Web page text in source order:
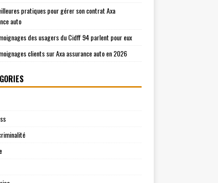
pratiques pour gérer son contrat Axa
auto
des usagers du Cidff 94 parlent pour eux
clients sur Axa assurance auto en 2026